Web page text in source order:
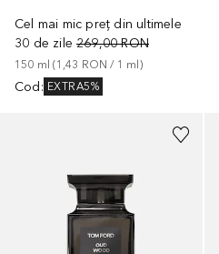
Cel mai mic preț din ultimele
30 de zile 269,00 RON
150 ml (1,43 RON / 1 ml)
Cod : EXTRA5%